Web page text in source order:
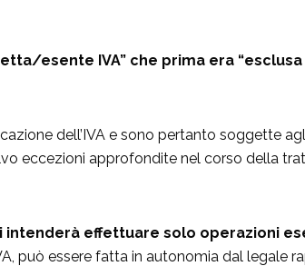
esente IVA” che prima era “esclusa
dell’IVA e sono pertanto soggette
eccezioni approfondite nel corso della
intenderà effettuare solo operazioni
può essere fatta in autonomia dal legale